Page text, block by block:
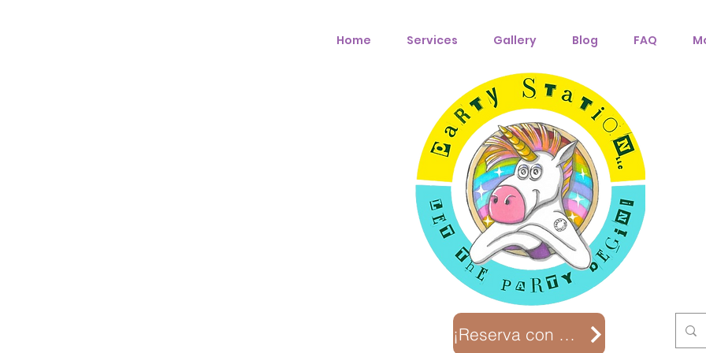
Home Services Gallery Blog FAQ
¡Reserva con nosotros!